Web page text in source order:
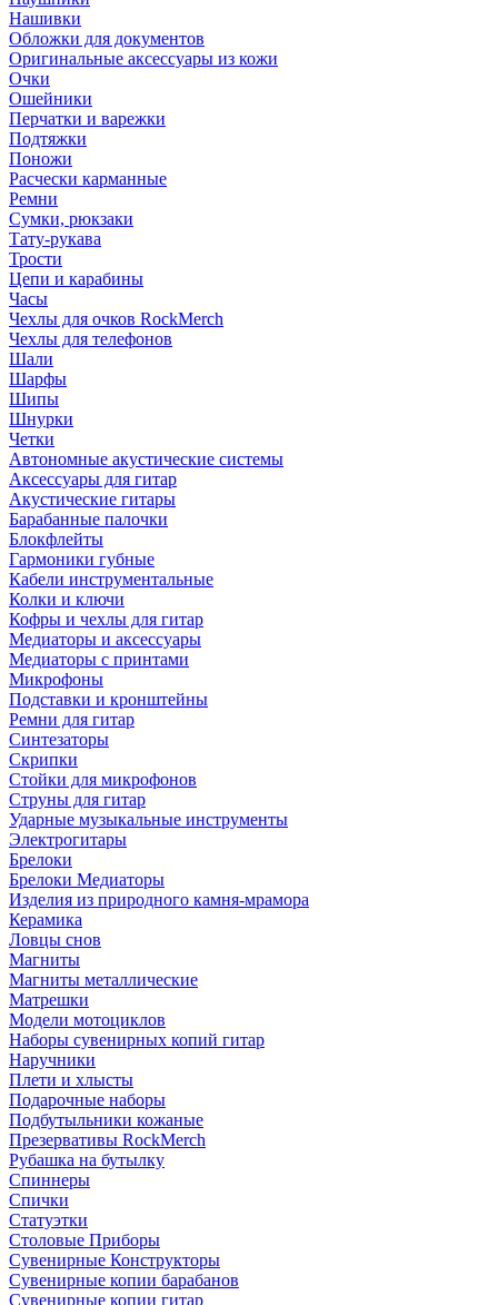
Нашивки
Обложки для документов
Оригинальные аксессуары из кожи
Очки
Ошейники
Перчатки и варежки
Подтяжки
Поножи
Расчески карманные
Ремни
Сумки, рюкзаки
Тату-рукава
Трости
Цепи и карабины
Часы
Чехлы для очков RockMerch
Чехлы для телефонов
Шали
Шарфы
Шипы
Шнурки
Четки
Автономные акустические системы
Аксессуары для гитар
Акустические гитары
Барабанные палочки
Блокфлейты
Гармоники губные
Кабели инструментальные
Колки и ключи
Кофры и чехлы для гитар
Медиаторы и аксессуары
Медиаторы с принтами
Микрофоны
Подставки и кронштейны
Ремни для гитар
Синтезаторы
Скрипки
Стойки для микрофонов
Струны для гитар
Ударные музыкальные инструменты
Электрогитары
Брелоки
Брелоки Медиаторы
Изделия из природного камня-мрамора
Керамика
Ловцы снов
Магниты
Магниты металлические
Матрешки
Модели мотоциклов
Наборы сувенирных копий гитар
Наручники
Плети и хлысты
Подарочные наборы
Подбутыльники кожаные
Презервативы RockMerch
Рубашка на бутылку
Спиннеры
Спички
Статуэтки
Столовые Приборы
Сувенирные Конструкторы
Сувенирные копии барабанов
Сувенирные копии гитар